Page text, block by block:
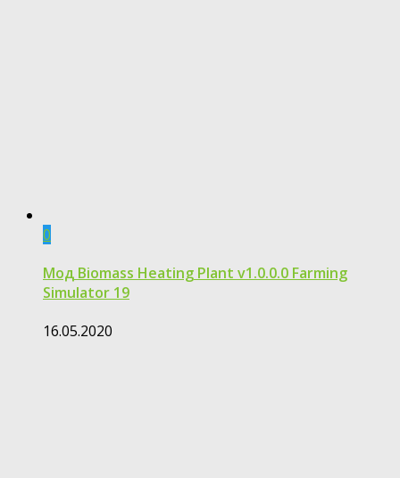
0
Мод Biomass Heating Plant v1.0.0.0 Farming
Simulator 19
16.05.2020